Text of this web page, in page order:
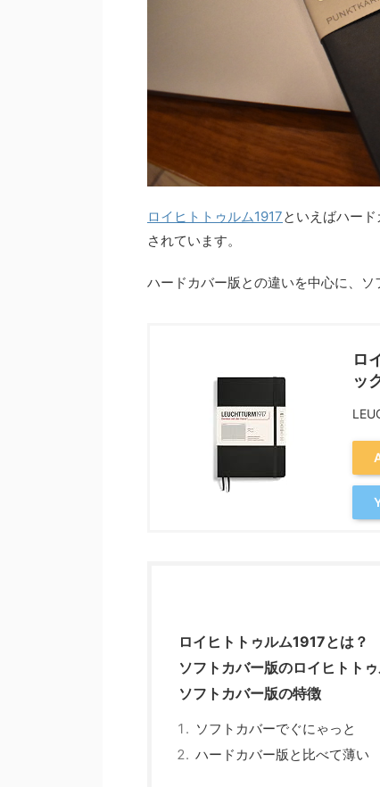
ロイヒトトゥルム1917といえばハー
されています。
ハードカバー版との違いを中心に、ソ
ロ
ッ
ロイヒトトゥルム1917とは？
ソフトカバー版のロイヒトト
ソフトカバー版の特徴
ソフトカバーでぐにゃっと
ハードカバー版と比べて薄い